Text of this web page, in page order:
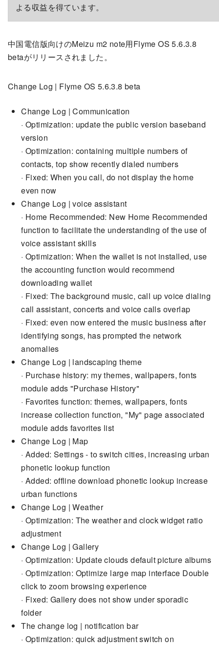
よる収益を得ています。
中国電信版向けのMeizu m2 note用Flyme OS 5.6.3.8
betaがリリースされました。
Change Log | Flyme OS 5.6.3.8 beta
Change Log | Communication
· Optimization: update the public version baseband
version
· Optimization: containing multiple numbers of
contacts, top show recently dialed numbers
· Fixed: When you call, do not display the home
even now
Change Log | voice assistant
· Home Recommended: New Home Recommended
function to facilitate the understanding of the use of
voice assistant skills
· Optimization: When the wallet is not installed, use
the accounting function would recommend
downloading wallet
· Fixed: The background music, call up voice dialing
call assistant, concerts and voice calls overlap
· Fixed: even now entered the music business after
identifying songs, has prompted the network
anomalies
Change Log | landscaping theme
· Purchase history: my themes, wallpapers, fonts
module adds "Purchase History"
· Favorites function: themes, wallpapers, fonts
increase collection function, "My" page associated
module adds favorites list
Change Log | Map
· Added: Settings - to switch cities, increasing urban
phonetic lookup function
· Added: offline download phonetic lookup increase
urban functions
Change Log | Weather
· Optimization: The weather and clock widget ratio
adjustment
Change Log | Gallery
· Optimization: Update clouds default picture albums
· Optimization: Optimize large map interface Double
click to zoom browsing experience
· Fixed: Gallery does not show under sporadic
folder
The change log | notification bar
· Optimization: quick adjustment switch on